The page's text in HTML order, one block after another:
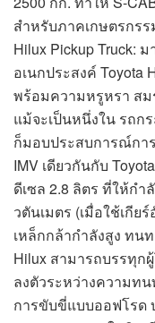
สำหรับภาคเกษตรกร
Hilux Pickup Truck:
อเนกประสงค์
พร้อมความหรูหรา ส
แม้จะเป็นหนึ่งใน รถก
ก็มอบประสบการณ์กา
IMV เดียวกันกับ
ดีเซล 2.8 ลิตร ที่ให้กำ
วตันเมตร (เมื่อใช้เกีย
เหล็กกล้ากำลังสูง ทน
Hilux สามารถบรรทุก
ลงตัวระหว่างความท
การขับขี่แบบออฟโรด